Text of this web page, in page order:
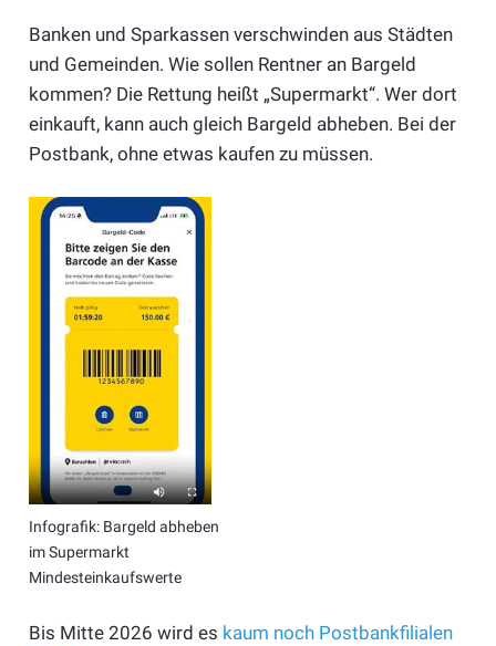
Banken und Sparkassen verschwinden aus Städten
und Gemeinden. Wie sollen Rentner an Bargeld
kommen? Die Rettung heißt „Supermarkt“. Wer dort
einkauft, kann auch gleich Bargeld abheben. Bei der
Postbank, ohne etwas kaufen zu müssen.
Infografik: Bargeld abheben
im Supermarkt
Mindesteinkaufswerte
Bis Mitte 2026 wird es kaum noch Postbankfilialen